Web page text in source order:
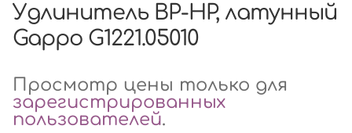
Удлинитель ВР-НР, латунный
Gappo G1221.05010
Просмотр цены только для
зарегистрированных
пользователей.